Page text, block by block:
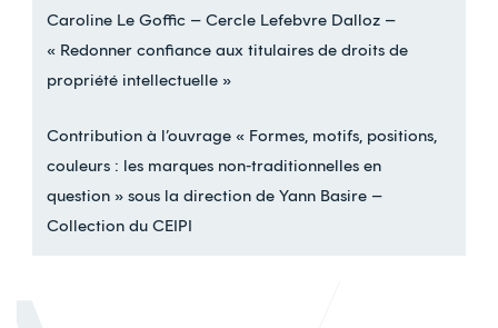
Caroline Le Goffic – Cercle Lefebvre Dalloz –
« Redonner confiance aux titulaires de droits de
propriété intellectuelle »
Contribution à l’ouvrage « Formes, motifs, positions,
couleurs : les marques non-traditionnelles en
question » sous la direction de Yann Basire –
Collection du CEIPI